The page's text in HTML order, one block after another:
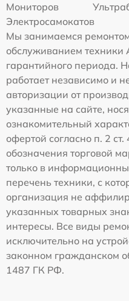
Мониторов
Электросамокатов
Мы занимаемся
обслуживанием техники
гарантийного периода.
работает независимо и
авторизации от
указанные на сайте,
ознакомительный
офертой согласно п. 2
обозначения торговой
только в
перечень техники, с
организация не
указанных товарных
интересы. Все виды
исключительно на
законном гражданском
1487 ГК РФ.